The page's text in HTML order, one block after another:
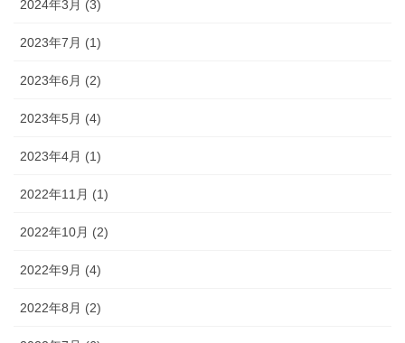
2024年3月 (3)
2023年7月 (1)
2023年6月 (2)
2023年5月 (4)
2023年4月 (1)
2022年11月 (1)
2022年10月 (2)
2022年9月 (4)
2022年8月 (2)